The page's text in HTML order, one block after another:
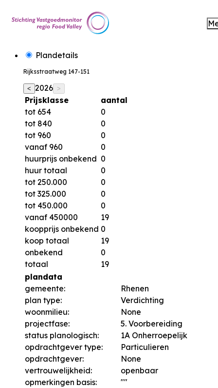
Plandetails
Rijksstraatweg 147-151
< 2026 >
Prijsklasse
aantal
tot 654
0
tot 840
0
tot 960
0
vanaf 960
0
huurprijs onbekend 0
huur totaal
0
tot 250.000
0
tot 325.000
0
tot 450.000
0
vanaf 450000
19
koopprijs onbekend 0
koop totaal
19
onbekend
0
totaal
19
plandata
gemeente:
Rhenen
plan type:
Verdichting
woonmilieu:
None
projectfase:
5. Voorbereiding
status planologisch:
1A Onherroepelijk
opdrachtgever type:
Particulieren
opdrachtgever:
None
vertrouwelijkheid:
openbaar
opmerkingen basis:
""